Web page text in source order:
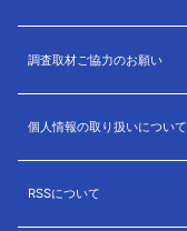
調査取材ご協力のお願い
個人情報の取り扱いについて
RSSについて